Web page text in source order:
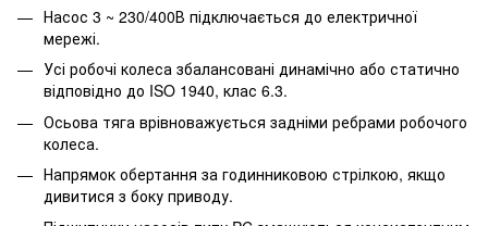
Насос 3 ~ 230/400В підключається до електричної
мережі.
Усі робочі колеса збалансовані динамічно або статично
відповідно до ISO 1940, клас 6.3.
Осьова тяга врівноважується задніми ребрами робочого
колеса.
Напрямок обертання за годинниковою стрілкою, якщо
дивитися з боку приводу.